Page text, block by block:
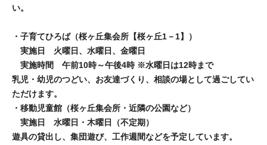
い。
・子育てひろば（桜ヶ丘集会所【桜ヶ丘1－1】）
実施日 火曜日、水曜日、金曜日
実施時間 午前10時～午後4時 ※水曜日は12時まで
乳児・幼児のつどい、お友達づくり、相談の場として過ごしてい
ただけます。
・移動児童館（桜ヶ丘集会所・近隣の公園など）
実施日 水曜日・木曜日（不定期）
遊具の貸出し、集団遊び、工作週間などを予定しています。